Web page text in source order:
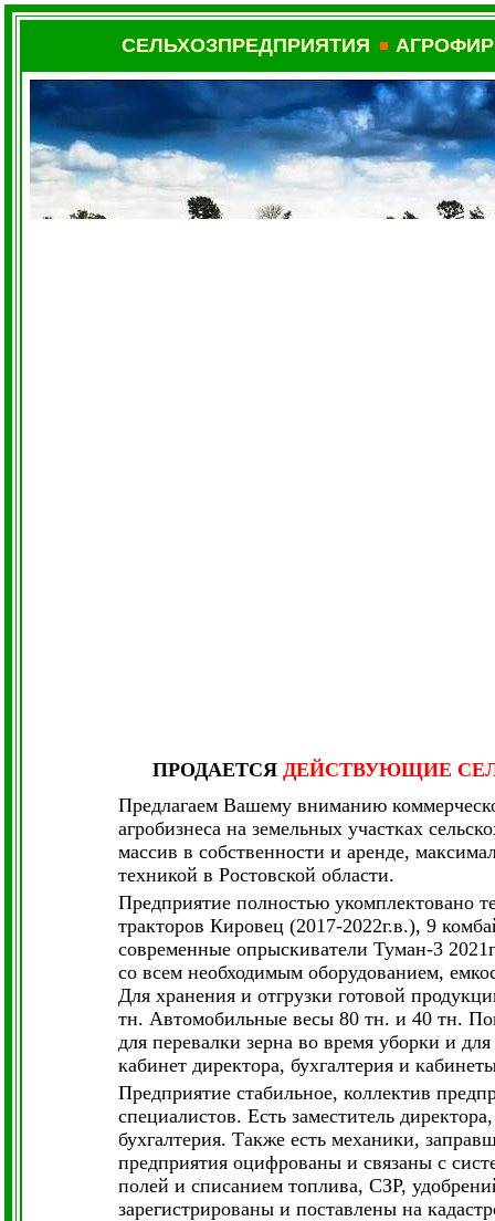
СЕЛЬХОЗПРЕДПРИЯТИЯ
ПРОДАЕТСЯ ДЕЙСТВУЮЩИЕ
Предлагаем Вашему вниманию
агробизнеса на земельных участках
массив в собственности и аренде,
техникой в Ростовской области.
Предприятие полностью укомплектовано
тракторов Кировец (2017-2022г.в.), 9
современные опрыскиватели Туман-3
со всем необходимым оборудованием,
Для хранения и отгрузки готовой
тн. Автомобильные весы 80 тн. и 40 тн.
для перевалки зерна во время уборки и
кабинет директора, бухгалтерия и
Предприятие стабильное, коллектив
специалистов. Есть заместитель
бухгалтерия. Также есть механики,
предприятия оцифрованы и связаны с
полей и списанием топлива, СЗР,
зарегистрированы и поставлены на